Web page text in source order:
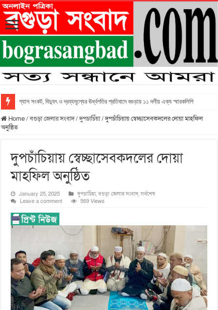
গ্যাস সংকট, বিদ্যুৎ ও দ্রব্যমূল্যের ঊর্ধ্বগতির প্রতিবাদে বগুড়ায় ১১ দলীয় এক্য স্মারকলিপি
Home/বগুড়া জেলার সংবাদ/দুপচাচিঁয়া/দুপচাঁচিয়ায় স্বেচ্ছাসেবকদলের দোয়া মাহফিল
অনুষ্ঠিত
দুপচাঁচিয়ায় স্বেচ্ছাসেবকদলের দোয়া
মাহফিল অনুষ্ঠিত
January 25, 2025 দুপচাচিঁয়া,বগুড়া জেলার সংবাদ,সর্বশেষ
Leave a comment
569 Views